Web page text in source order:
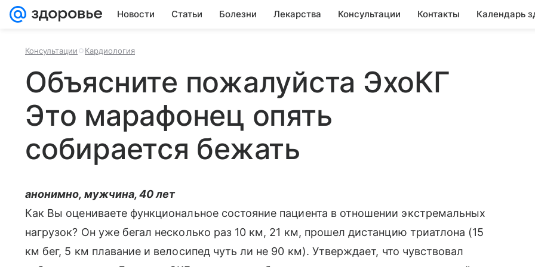
Новости Статьи Болезни Лекарства Консультации Контакты Календарь
Консультации Кардиология
Объясните пожалуйста ЭхоКГ
Это марафонец опять
собирается бежать
анонимно, мужчина, 40 лет
Как Вы оцениваете функциональное состояние пациента в отношении экстремальных
нагрузок? Он уже бегал несколько раз 10 км, 21 км, прошел дистанцию триатлона (15
км бег, 5 км плавание и велосипед чуть ли не 90 км). Утверждает, что чувствовал